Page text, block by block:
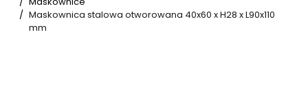
/ Maskownica stalowa otworowana 40x60 x H28 x L90x110
mm